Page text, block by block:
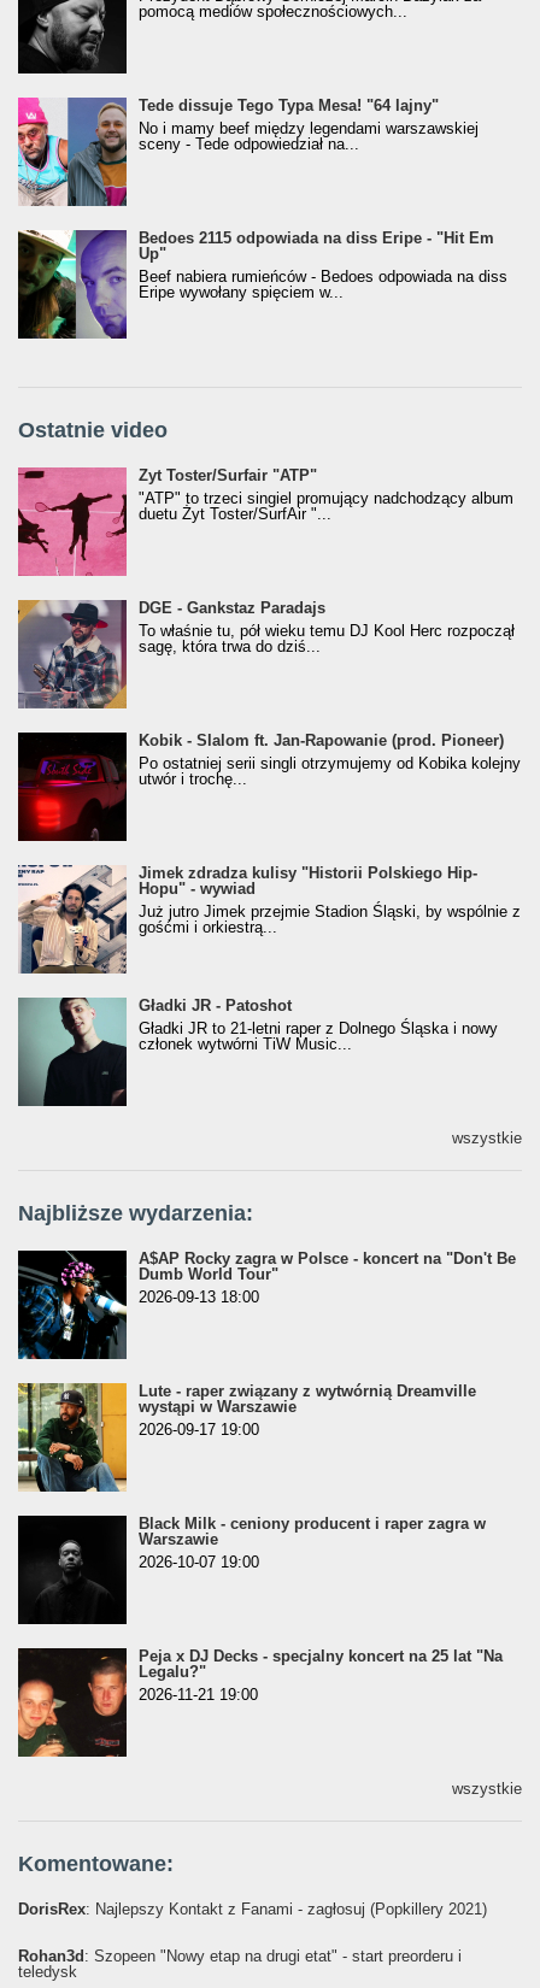
pomocą mediów społecznościowych...
Tede dissuje Tego Typa Mesa! "64 lajny"
No i mamy beef między legendami warszawskiej
sceny - Tede odpowiedział na...
Bedoes 2115 odpowiada na diss Eripe - "Hit Em
Up"
Beef nabiera rumieńców - Bedoes odpowiada na diss
Eripe wywołany spięciem w...
Ostatnie video
Żyt Toster/SurfAir - ATP VIDEO
Żyt Toster/Surfair "ATP"
"ATP" to trzeci singiel promujący nadchodzący album
duetu Żyt Toster/SurfAir "...
donGURALesko z nagrodą za
Klasyczny/Trueschoolowy Album Roku
(Popkillery 2023)
DGE - Gankstaz Paradajs
To właśnie tu, pół wieku temu DJ Kool Herc rozpoczął
sagę, która trwa do dziś...
Kobik - Slalom ft. Jan-Rapowanie (prod. Pioneer)
[Official Music Visualiser]
Kobik - Slalom ft. Jan-Rapowanie (prod. Pioneer)
Po ostatniej serii singli otrzymujemy od Kobika kolejny
utwór i trochę...
Jimek zdradza kulisy "Historii Polskiego Hip-
Hopu" - wywiad
Jimek zdradza kulisy "Historii Polskiego Hip-
Hopu" - wywiad
Już jutro Jimek przejmie Stadion Śląski, by wspólnie z
gośćmi i orkiestrą...
Gładki JR - Patoshot
Gładki JR - Patoshot
Gładki JR to 21-letni raper z Dolnego Śląska i nowy
członek wytwórni TiW Music...
wszystkie
Najbliższe wydarzenia:
A$AP Rocky zagra w Polsce - koncert na "Don't Be
Dumb World Tour"
2026-09-13 18:00
Lute - raper związany z wytwórnią Dreamville
wystąpi w Warszawie
2026-09-17 19:00
Black Milk - ceniony producent i raper zagra w
Warszawie
2026-10-07 19:00
Peja x DJ Decks - specjalny koncert na 25 lat "Na
Legalu?"
2026-11-21 19:00
wszystkie
Komentowane:
DorisRex: Najlepszy Kontakt z Fanami - zagłosuj (Popkillery 2021)
Rohan3d : Szopeen "Nowy etap na drugi etat" - start preorderu i
teledysk